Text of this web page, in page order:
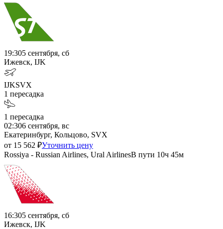
19:305 сентября, сб
Ижевск, IJK
IJKSVX
1 пересадка
1 пересадка
02:306 сентября, вс
Екатеринбург, Кольцово, SVX
от 15 562 ₽Уточнить цену
Rossiya - Russian Airlines, Ural AirlinesВ пути 10ч 45м
16:305 сентября, сб
Ижевск, IJK